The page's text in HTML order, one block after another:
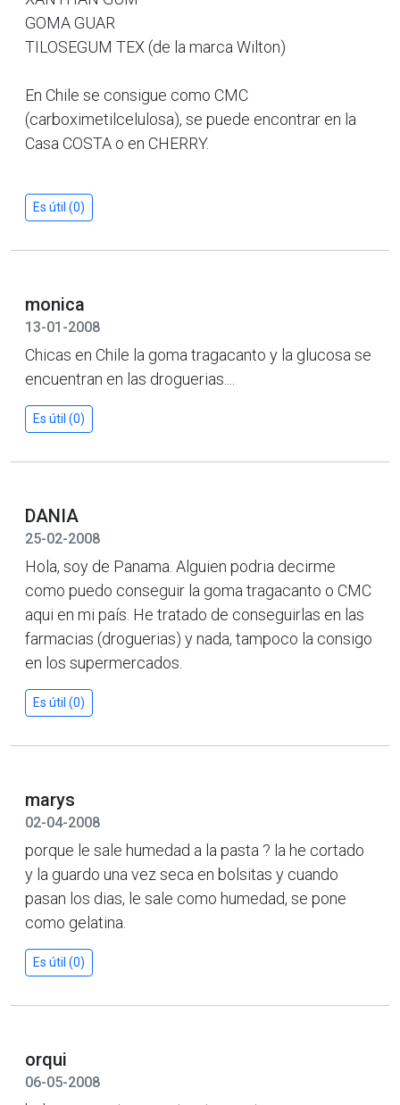
GOMA GUAR
TILOSEGUM TEX (de la marca Wilton)
En Chile se consigue como CMC
(carboximetilcelulosa), se puede encontrar en la
Casa COSTA o en CHERRY.
Es útil (0)
monica
13-01-2008
Chicas en Chile la goma tragacanto y la glucosa se
encuentran en las droguerias....
Es útil (0)
DANIA
25-02-2008
Hola, soy de Panama. Alguien podria decirme
como puedo conseguir la goma tragacanto o CMC
aqui en mi país. He tratado de conseguirlas en las
farmacias (droguerias) y nada, tampoco la consigo
en los supermercados.
Es útil (0)
marys
02-04-2008
porque le sale humedad a la pasta ? la he cortado
y la guardo una vez seca en bolsitas y cuando
pasan los dias, le sale como humedad, se pone
como gelatina.
Es útil (0)
orqui
06-05-2008